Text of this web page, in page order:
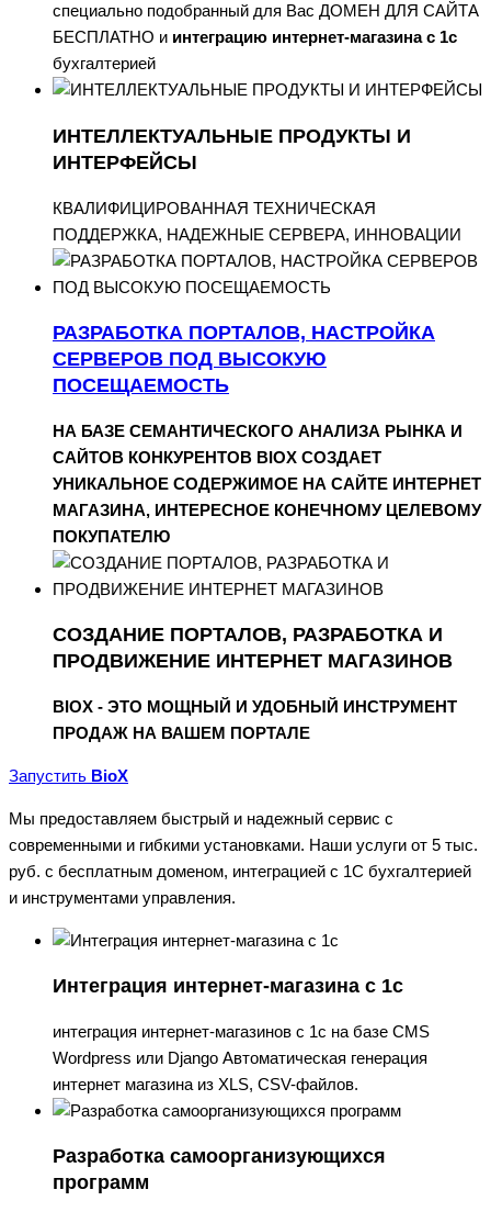
специально подобранный для Вас ДОМЕН ДЛЯ САЙТА
БЕСПЛАТНО и интеграцию интернет-магазина с 1с
бухгалтерией
ИНТЕЛЛЕКТУАЛЬНЫЕ ПРОДУКТЫ И
ИНТЕРФЕЙСЫ
КВАЛИФИЦИРОВАННАЯ ТЕХНИЧЕСКАЯ
ПОДДЕРЖКА, НАДЕЖНЫЕ СЕРВЕРА, ИННОВАЦИИ
РАЗРАБОТКА ПОРТАЛОВ, НАСТРОЙКА
СЕРВЕРОВ ПОД ВЫСОКУЮ
ПОСЕЩАЕМОСТЬ
НА БАЗЕ СЕМАНТИЧЕСКОГО АНАЛИЗА РЫНКА И
САЙТОВ КОНКУРЕНТОВ BIOX СОЗДАЕТ
УНИКАЛЬНОЕ СОДЕРЖИМОЕ НА САЙТЕ ИНТЕРНЕТ
МАГАЗИНА, ИНТЕРЕСНОЕ КОНЕЧНОМУ ЦЕЛЕВОМУ
ПОКУПАТЕЛЮ
СОЗДАНИЕ ПОРТАЛОВ, РАЗРАБОТКА И
ПРОДВИЖЕНИЕ ИНТЕРНЕТ МАГАЗИНОВ
BIOX - ЭТО МОЩНЫЙ И УДОБНЫЙ ИНСТРУМЕНТ
ПРОДАЖ НА ВАШЕМ ПОРТАЛЕ
Запустить BioX
Мы предоставляем быстрый и надежный сервис с
современными и гибкими установками. Наши услуги от 5 тыс.
руб. с бесплатным доменом, интеграцией с 1С бухгалтерией
и инструментами управления.
Интеграция интернет-магазина с 1с
интеграция интернет-магазинов с 1с на базе CMS
Wordpress или Django Автоматическая генерация
интернет магазина из XLS, CSV-файлов.
Разработка самоорганизующихся
программ